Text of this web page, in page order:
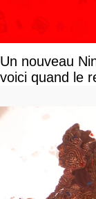
Un nouveau
voici quand le